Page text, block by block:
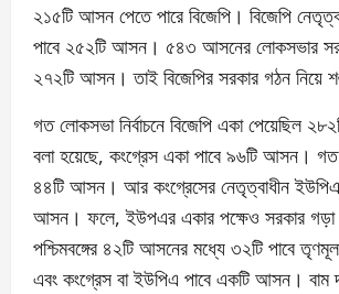
২১৫টি আসন পেতে পারে বিজেপি। বিজেপি
পাবে ২৫২টি আসন। ৫৪৩ আসনের লোকসভার
২৭২টি আসন। তাই বিজেপির সরকার গঠন নিয়ে
গত লোকসভা নির্বাচনে বিজেপি একা পেয়েছিল
বলা হয়েছে, কংগ্রেস একা পাবে ৯৬টি আসন। গত
৪৪টি আসন। আর কংগ্রেসের নেতৃত্বাধীন ইউপিএ
আসন। ফলে, ইউপএর একার পক্ষেও সরকার গড়া
পশ্চিমবঙ্গের ৪২টি আসনের মধ্যে ৩২টি পাবে
এবং কংগ্রেস বা ইউপিএ পাবে একটি আসন।